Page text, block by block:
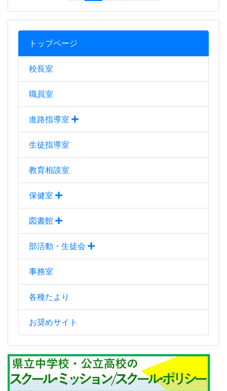
トップページ
校長室
職員室
進路指導室
生徒指導室
教育相談室
保健室
図書館
部活動・生徒会
事務室
各種たより
お奨めサイト